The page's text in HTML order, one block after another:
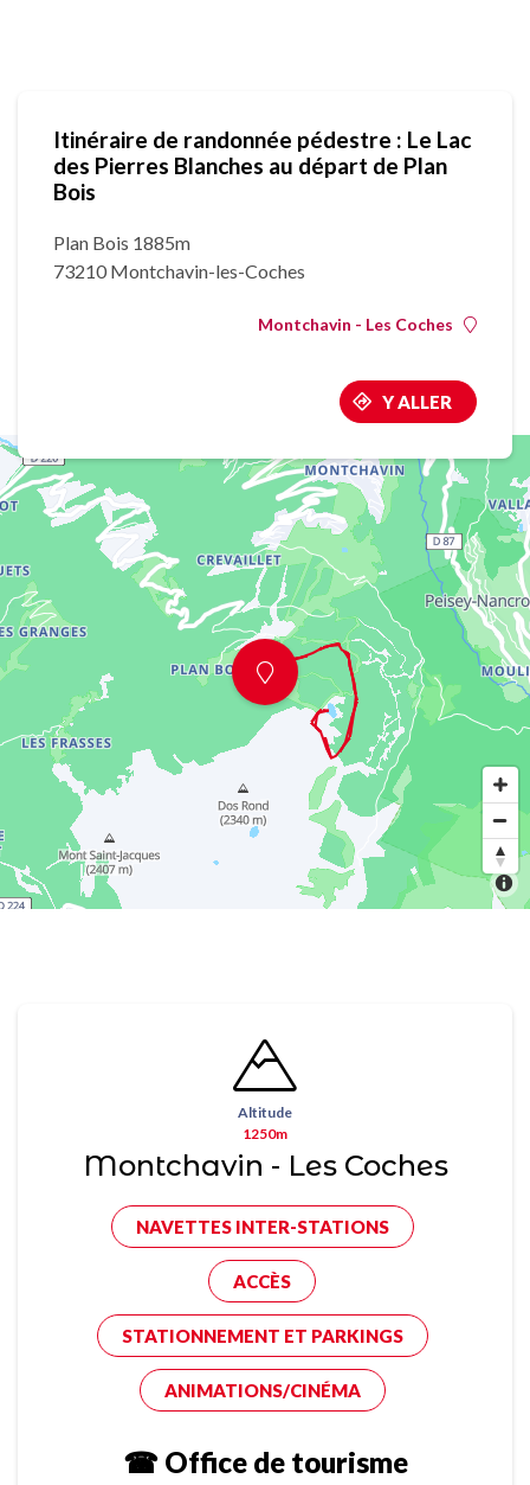
Itinéraire de randonnée pédestre : Le Lac
des Pierres Blanches au départ de Plan
Bois
Plan Bois 1885m
73210 Montchavin-les-Coches
Montchavin - Les Coches
Y ALLER
Altitude
1250m
Montchavin - Les Coches
NAVETTES INTER-STATIONS
ACCÈS
STATIONNEMENT ET PARKINGS
ANIMATIONS/CINÉMA
☎ Office de tourisme